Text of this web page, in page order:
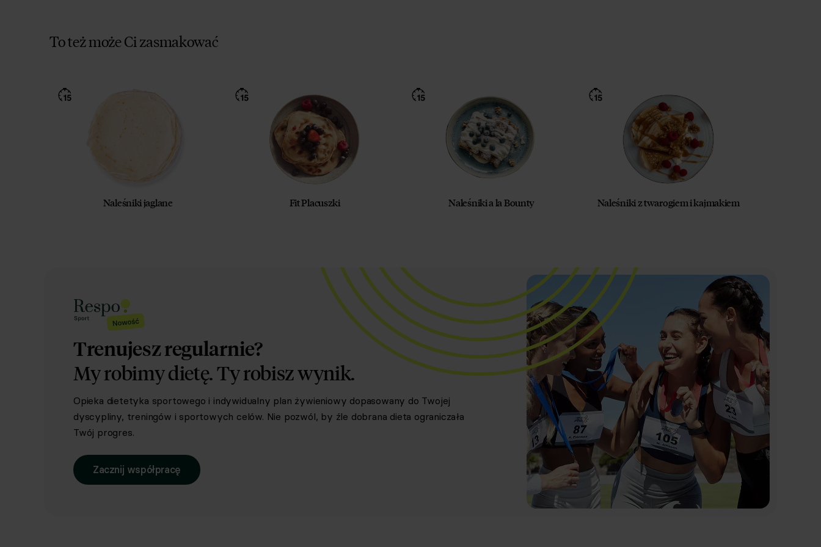
To też może Ci zasmakować
Naleśniki jaglane Fit Placuszki Naleśniki a la Bounty Naleśniki z twarogiem i kajmakiem
Trenujesz regularnie?
My robimy dietę.Ty robisz wynik.
Opieka dietetyka sportowego i indywidualny plan żywieniowy dopasowany do Twojej
dyscypliny, treningów i sportowych celów. Nie pozwól, by źle dobrana dieta ograniczała
Twój progres.
Zacznij współpracę